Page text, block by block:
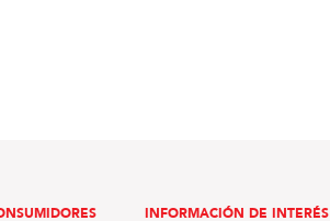
INFORMACIÓN DE INTERÉS